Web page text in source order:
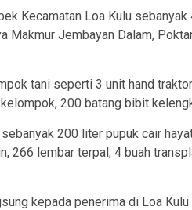
Kecamatan Loa Kulu
Makmur Jembayan Dalam,
tani seperti 3 unit hand
200 batang bibit
200 liter pupuk cair
266 lembar terpal, 4 buah
kepada penerima di Loa